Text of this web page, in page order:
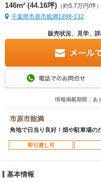
146m² (44.16坪) （約5.7万円/坪）
千葉県市原市能満1898-132
販売状況、見学、
情報掲載期限：あ
市原市能満
角地で日当り良好！畑や駐車場の
即引渡し可
基本情報